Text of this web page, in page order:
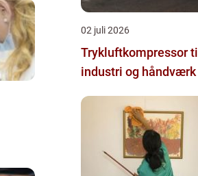
02 juli 2026
Trykluftkompressor til
industri og håndværk